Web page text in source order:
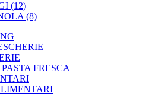
(12)
(8)
FRESCA